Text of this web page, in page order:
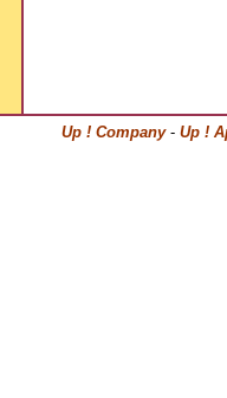
Up ! Company- Up !